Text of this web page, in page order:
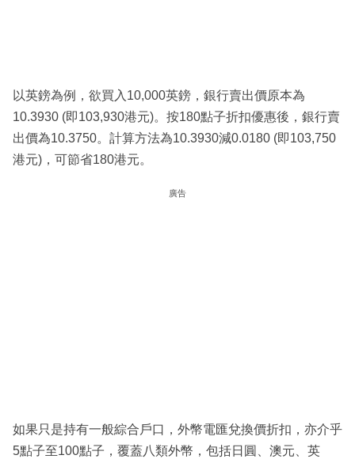
以英鎊為例，欲買入10,000英鎊，銀行賣出價原本為
10.3930 (即103,930港元)。按180點子折扣優惠後，銀行賣
出價為10.3750。計算方法為10.3930減0.0180 (即103,750
港元)，可節省180港元。
廣告
如果只是持有一般綜合戶口，外幣電匯兌換價折扣，亦介乎
5點子至100點子，覆蓋八類外幣，包括日圓、澳元、英